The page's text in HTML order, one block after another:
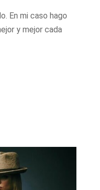
En mi caso hago
y mejor cada